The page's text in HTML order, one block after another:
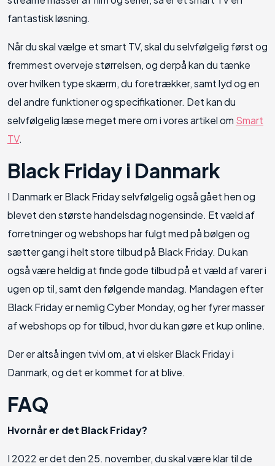
fantastisk løsning.
Når du skal vælge et smart TV, skal du selvfølgelig først og
fremmest overveje størrelsen, og derpå kan du tænke
over hvilken type skærm, du foretrækker, samt lyd og en
del andre funktioner og specifikationer. Det kan du
selvfølgelig læse meget mere om i vores artikel om Smart
TV.
Black Friday i Danmark
I Danmark er Black Friday selvfølgelig også gået hen og
blevet den største handelsdag nogensinde. Et væld af
forretninger og webshops har fulgt med på bølgen og
sætter gang i helt store tilbud på Black Friday. Du kan
også være heldig at finde gode tilbud på et væld af varer i
ugen op til, samt den følgende mandag. Mandagen efter
Black Friday er nemlig Cyber Monday, og her fyrer masser
af webshops op for tilbud, hvor du kan gøre et kup online.
Der er altså ingen tvivl om, at vi elsker Black Friday i
Danmark, og det er kommet for at blive.
FAQ
Hvornår er det Black Friday?
I 2022 er det den 25. november, du skal være klar til de